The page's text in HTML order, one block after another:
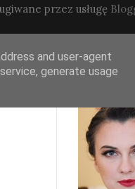
przez usługę
and user-agent
generate usage